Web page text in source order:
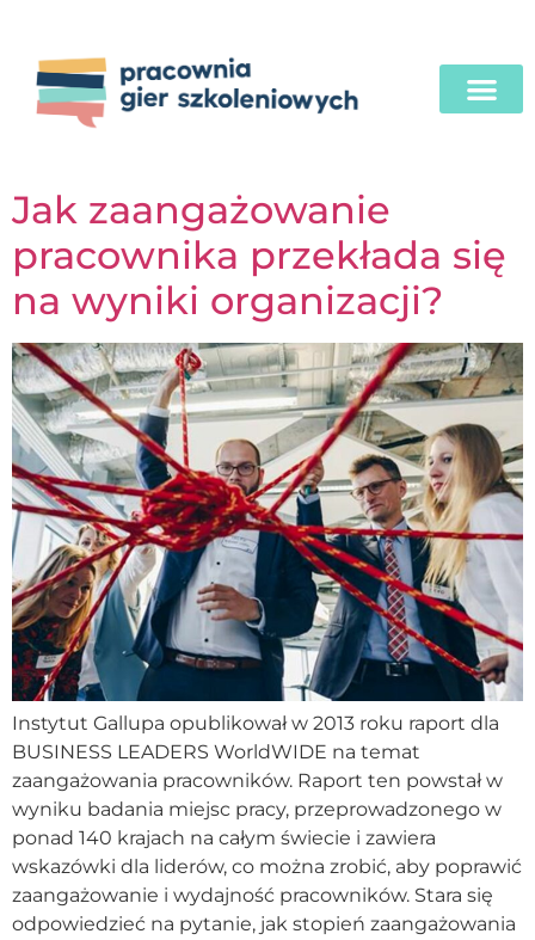
Jak zaangażowanie
pracownika przekłada się
na wyniki organizacji?
Instytut Gallupa opublikował w 2013 roku raport dla
BUSINESS LEADERS WorldWIDE na temat
zaangażowania pracowników. Raport ten powstał w
wyniku badania miejsc pracy, przeprowadzonego w
ponad 140 krajach na całym świecie i zawiera
wskazówki dla liderów, co można zrobić, aby poprawić
zaangażowanie i wydajność pracowników. Stara się
odpowiedzieć na pytanie, jak stopień zaangażowania